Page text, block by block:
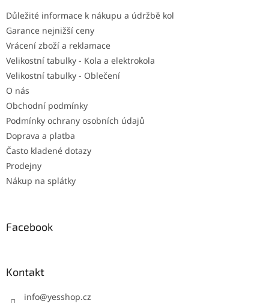
Důležité informace k nákupu a údržbě kol
Garance nejnižší ceny
Vrácení zboží a reklamace
Velikostní tabulky - Kola a elektrokola
Velikostní tabulky - Oblečení
O nás
Obchodní podmínky
Podmínky ochrany osobních údajů
Doprava a platba
Často kladené dotazy
Prodejny
Nákup na splátky
Facebook
Kontakt
info@yesshop.cz